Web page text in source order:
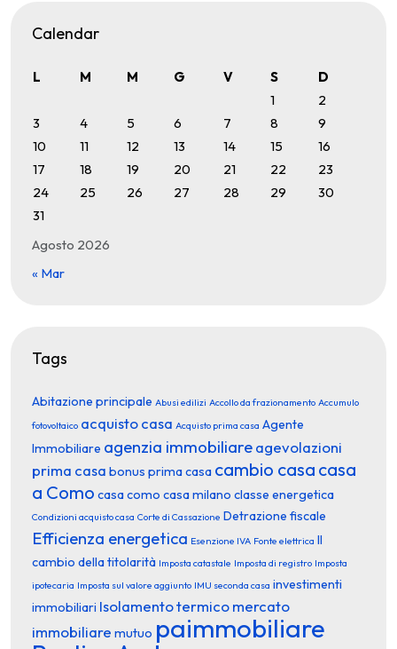
Calendar
Agosto 2026
L M M G V S
D
1
2
3
4 5 6 7 8
9
10
11 12 13 14 15
16
17
18 19 20 21 22
23
24
25 26 27 28 29
30
31
« Mar
Tags
Abitazione principale Abusi edilizi Accollo da frazionamento Accumulo
fotovoltaico acquisto casa Acquisto prima casa Agente
Immobiliare agenzia immobiliareagevolazioni
prima casa bonus prima casa cambio casa casa
a Como casa como casa milano classe energetica
Condizioni acquisto casa Corte di Cassazione Detrazione fiscale
Efficienza energetica Esenzione IVA Fonte elettrica Il
cambio della titolarità Imposta catastale Imposta di registro Imposta
ipotecaria Imposta sul valore aggiunto IMU seconda casa investimenti
immobiliari Isolamento termicomercato
immobiliare mutuo paimmobiliare